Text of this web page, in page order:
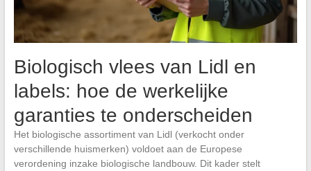
Biologisch vlees van Lidl en
labels: hoe de werkelijke
garanties te onderscheiden
Het biologische assortiment van Lidl (verkocht onder
verschillende huismerken) voldoet aan de Europese
verordening inzake biologische landbouw. Dit kader stelt